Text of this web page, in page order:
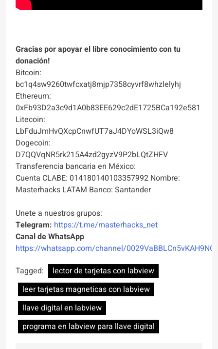
Gracias por apoyar el libre conocimiento con tu
donación!
Bitcoin:
bc1q4sw9260twfcxatj8mjp7358cyvrf8whzlelyhj
Ethereum:
0xFb93D2a3c9d1A0b83EE629c2dE1725BCa192e581
Litecoin:
LbFduJmHvQXcpCnwfUT7aJ4DYoWSL3iQw8
Dogecoin:
D7QQVqNR5rk215A4zd2gyzV9P2bLQtZHFV
Transferencia bancaria en México:
Cuenta CLABE: 014180140103357992 Nombre:
Masterhacks LATAM Banco: Santander
Unete a nuestros grupos:
Telegram: https://t.me/masterhacks_net
Canal de WhatsApp
https://whatsapp.com/channel/
Tagged:
lector de tarjetas con labview
leer tarjetas magneticas con labview
llave digital en labview
programa en labview para llave digital